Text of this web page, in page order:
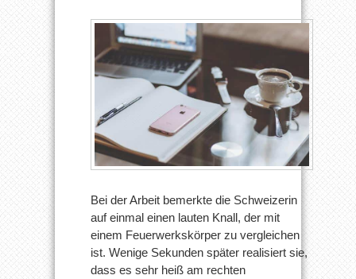
Bei der Arbeit bemerkte die Schweizerin
auf einmal einen lauten Knall, der mit
einem Feuerwerkskörper zu vergleichen
ist. Wenige Sekunden später realisiert sie,
dass es sehr heiß am rechten